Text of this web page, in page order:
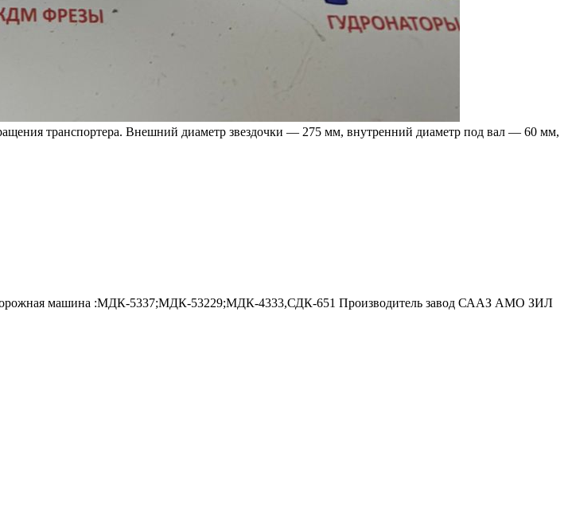
транспортера. Внешний диаметр звездочки — 275 мм, внутренний диаметр под вал — 60 мм,
дорожная машина :МДК-5337;МДК-53229;МДК-4333,СДК-651 Производитель завод СААЗ АМО ЗИЛ